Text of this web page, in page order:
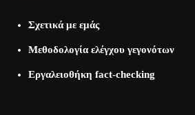
Σχετικά με εμάς
Μεθοδολογία ελέγχου γεγονότων
Εργαλειοθήκη fact-checking